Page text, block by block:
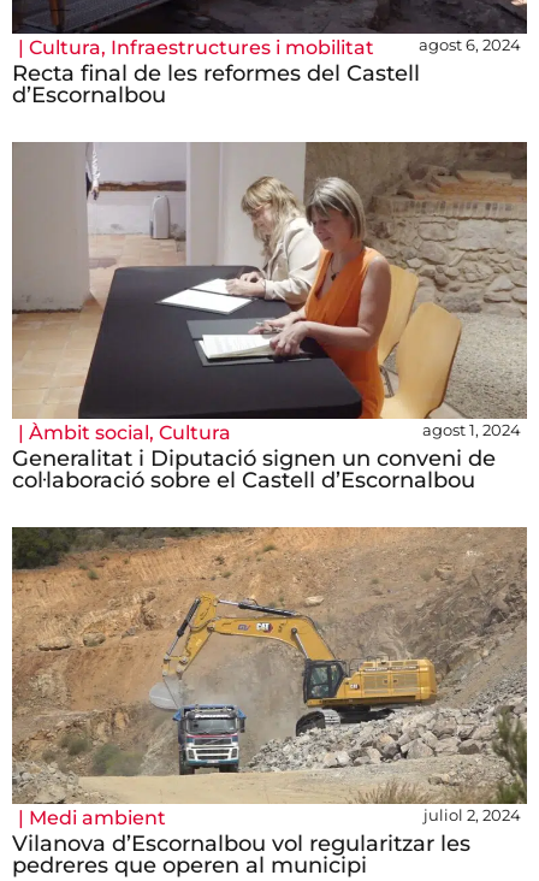
| Cultura, Infraestructures i mobilitat agost 6, 2024
Recta final de les reformes del Castell
d’Escornalbou
| Àmbit social, Cultura agost 1, 2024
Generalitat i Diputació signen un conveni de
col·laboració sobre el Castell d’Escornalbou
| Medi ambient juliol 2, 2024
Vilanova d’Escornalbou vol regularitzar les
pedreres que operen al municipi